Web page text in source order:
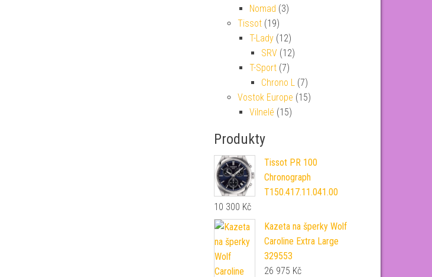
Nomad (3)
Tissot (19)
T-Lady (12)
SRV (12)
T-Sport (7)
Chrono L (7)
Vostok Europe (15)
Vilnelé (15)
Produkty
Tissot PR 100
Chronograph
T150.417.11.041.00
10 300 Kč
Kazeta na šperky Wolf
Caroline Extra Large
329553
26 975 Kč